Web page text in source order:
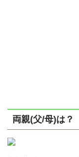
両親(父/母)は？